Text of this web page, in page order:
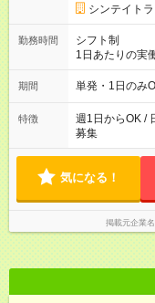
研修 ≫ 研修時の給与： 日給10，000円×3日間（24時間） ＝研
修費として合
【試用期間】試
シンテイト
勤務時間
シフト制
1日あたりの実働時間：最
18：00 ■20：00～翌5：
間・休憩1時間／
期間 単発・1日のみ
特徴
週1日からOK /
募集
気になる！
掲載元企業名